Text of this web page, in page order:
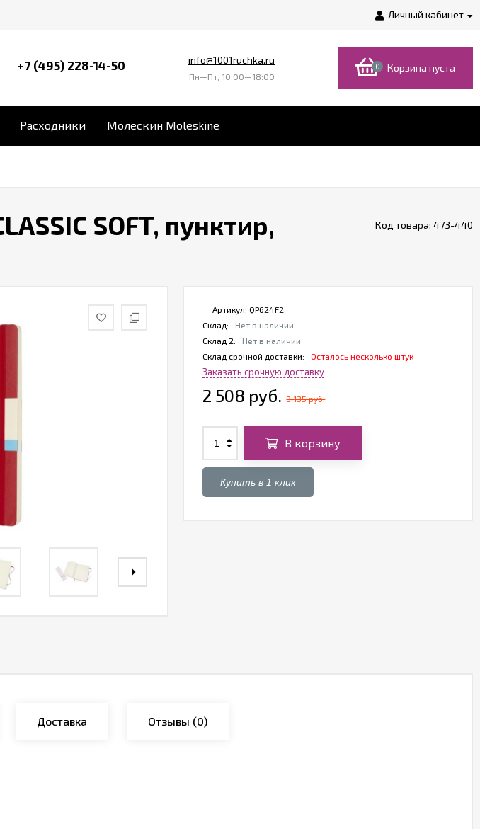
Личный кабинет
+7 (495) 228-14-50 info@1001ruchka.ru
Пн—Пт, 10:00—18:00
0 Корзина пуста
Расходники Молескин Moleskine
SOFT, пунктир,
Код товара: 473-440
Артикул:QP624F2
Склад:
Нет в наличии
Склад 2:
Нет в наличии
Склад срочной доставки:
Осталось несколько штук
Заказать срочную доставку
2 508 руб. 3 135 руб.
В корзину
Купить в 1 клик
Доставка Отзывы (0)